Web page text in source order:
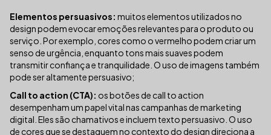
Elementos persuasivos: muitos elementos utilizados no
design podem evocar emoções relevantes para o produto ou
serviço. Por exemplo, cores como o vermelho podem criar um
senso de urgência, enquanto tons mais suaves podem
transmitir confiança e tranquilidade. O uso de imagens também
pode ser altamente persuasivo;
Call to action (CTA): os botões de call to action
desempenham um papel vital nas campanhas de marketing
digital. Eles são chamativos e incluem texto persuasivo. O uso
de cores que se destaquem no contexto do design direciona a